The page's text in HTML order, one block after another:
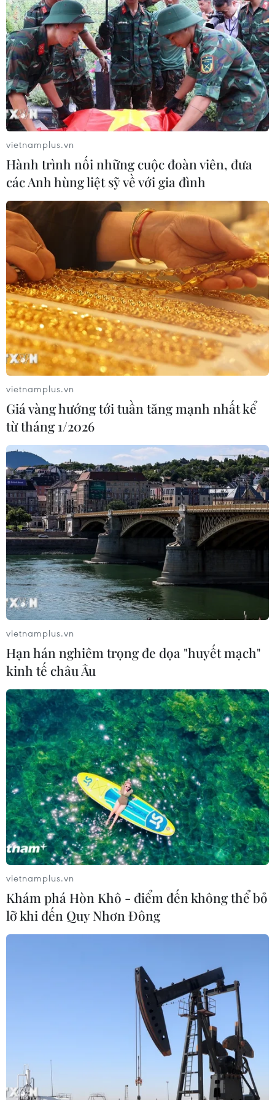
vietnamplus.vn
Hành trình nối những cuộc đoàn viên, đưa
các Anh hùng liệt sỹ về với gia đình
vietnamplus.vn
Giá vàng hướng tới tuần tăng mạnh nhất kể
từ tháng 1/2026
vietnamplus.vn
Hạn hán nghiêm trọng đe dọa "huyết mạch"
kinh tế châu Âu
vietnamplus.vn
Khám phá Hòn Khô - điểm đến không thể bỏ
lỡ khi đến Quy Nhơn Đông